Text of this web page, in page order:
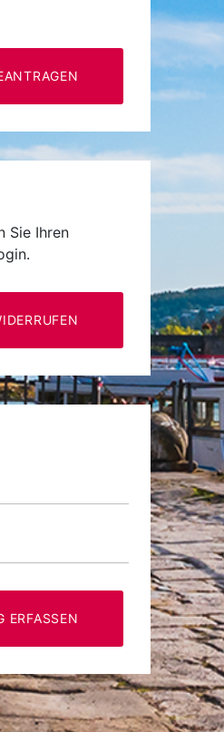
Sie Ihren
ERFASSEN